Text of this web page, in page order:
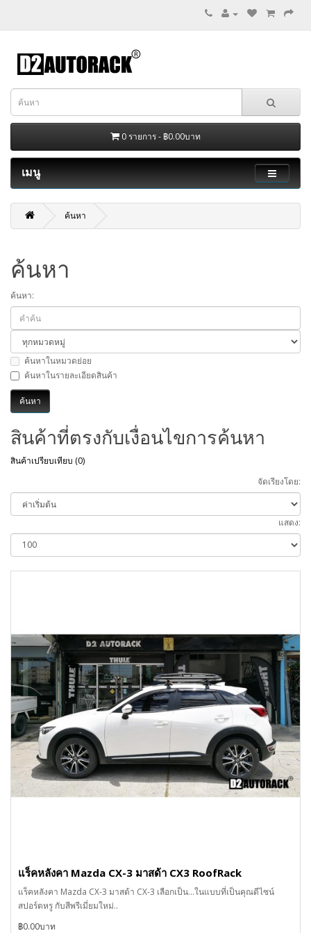
0 รายการ - ฿0.00บาท
เมนู
ค้นหา
ค้นหา
ค้นหา:
ค้นหาในหมวดย่อย
ค้นหาในรายละเอียดสินค้า
สินค้าที่ตรงกับเงื่อนไขการค้นหา
สินค้าเปรียบเทียบ (0)
จัดเรียงโดย:
แสดง:
แร็คหลังคา Mazda CX-3 มาสด้า CX3 RoofRack
แร็คหลังคา Mazda CX-3 มาสด้า CX-3 เลือกเป็น...ในแบบที่เป็นคุณดีไซน์
สปอร์ตหรู กับสีพรีเมี่ยมใหม่..
฿0.00บาท